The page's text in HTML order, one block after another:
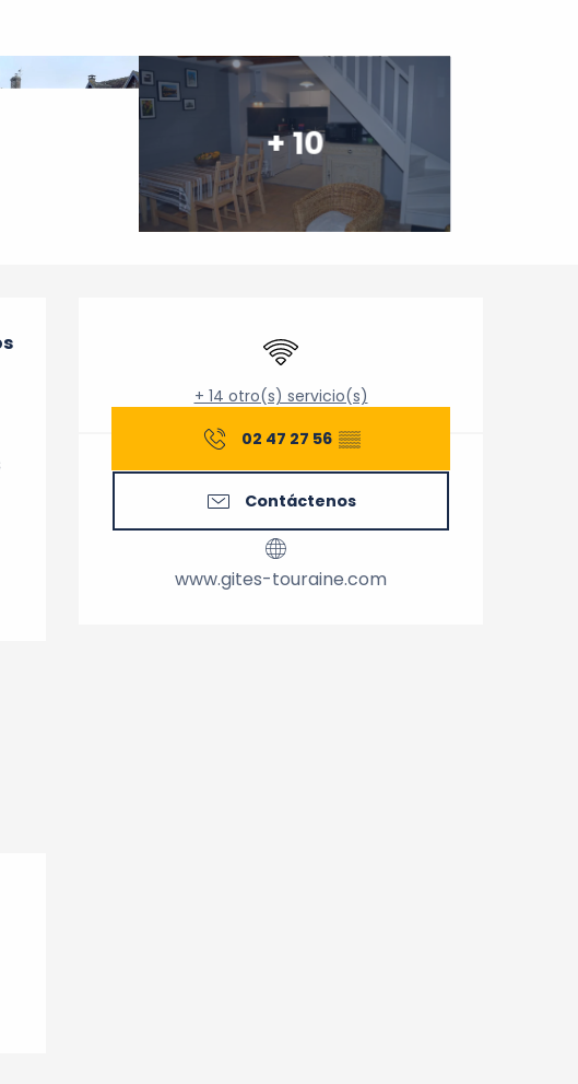
+ 10
Horarios y datos de
Wifi
+ 14 otro(s) servicio(s)
02 47 27 56 ▒▒
Contáctenos
www.gites-touraine.com